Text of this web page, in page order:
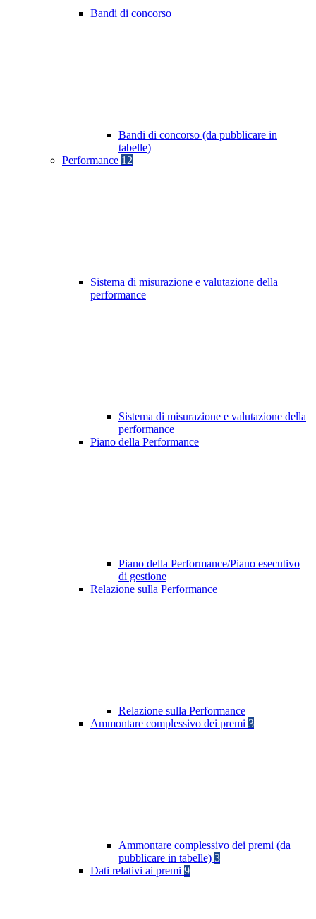
Bandi di concorso
Bandi di concorso (da pubblicare in
tabelle)
Performance 12
Sistema di misurazione e valutazione della
performance
Sistema di misurazione e valutazione della
performance
Piano della Performance
Piano della Performance/Piano esecutivo
di gestione
Relazione sulla Performance
Relazione sulla Performance
Ammontare complessivo dei premi 3
Ammontare complessivo dei premi (da
pubblicare in tabelle) 3
Dati relativi ai premi 9